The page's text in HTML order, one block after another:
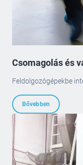
Csomagolás és
Feldolgozógépekbe
Bővebben